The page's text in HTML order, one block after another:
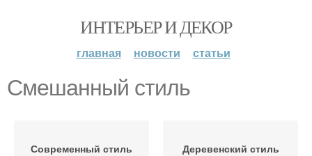
ИНТЕРЬЕР И ДЕКОР
главная новости статьи
Смешанный стиль
Современный стиль Деревенский стиль